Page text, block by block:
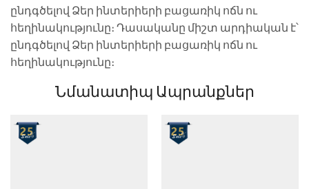
ընդգծելով Ձեր ինտերիերի բացառիկ ոճն ու
հեղինակությունը։ Դասականը միշտ արդիական է՝
ընդգծելով Ձեր ինտերիերի բացառիկ ոճն ու
հեղինակությունը։
Նմանատիպ Ապրանքներ